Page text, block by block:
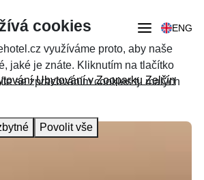
ENG
Ubytování v Zooparku Zelčín
cookies
využíváme proto, aby naše
jaké je znáte. Kliknutím na tlačítko
se zpracováním cookies tj. malých
Povolit vše